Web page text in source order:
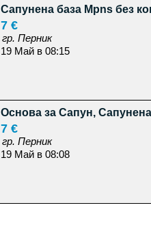
Сапунена база Mpns без
7 €
гр. Перник
19 Май в 08:15
Основа за Сапун,
7 €
гр. Перник
19 Май в 08:08